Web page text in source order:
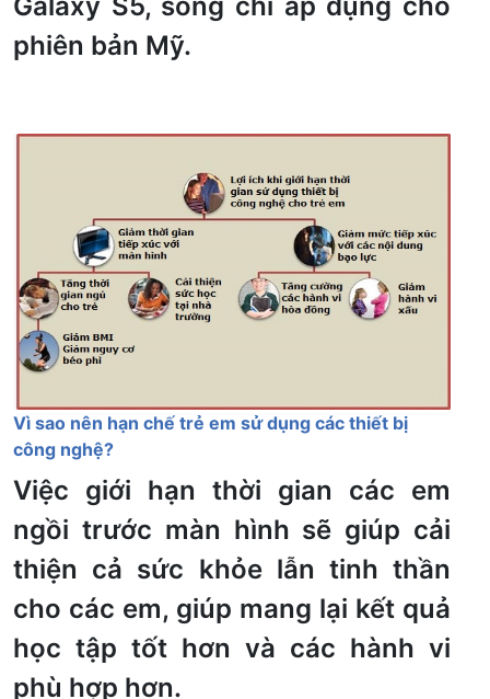
phiên bản Mỹ.
Vì sao nên hạn chế trẻ em sử dụng các thiết bị
công nghệ?
Việc giới hạn thời gian các em
ngồi trước màn hình sẽ giúp cải
thiện cả sức khỏe lẫn tinh thần
cho các em, giúp mang lại kết quả
học tập tốt hơn và các hành vi
phù hợp hơn.